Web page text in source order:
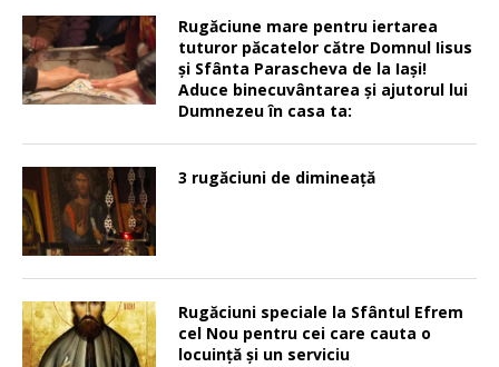
Rugăciune mare pentru iertarea
tuturor păcatelor către Domnul Iisus
şi Sfânta Parascheva de la Iaşi!
Aduce binecuvântarea şi ajutorul lui
Dumnezeu în casa ta:
3 rugăciuni de dimineață
Rugăciuni speciale la Sfântul Efrem
cel Nou pentru cei care cauta o
locuinţă şi un serviciu